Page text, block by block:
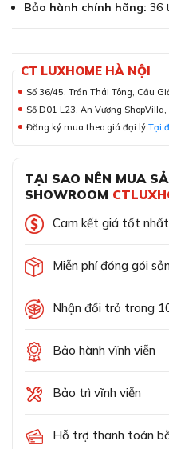
Bảo hành chính hãng: 36
CT LUXHOME HÀ NỘI
Số 36/45, Trần Thái Tông, Cầu
Số D01 L23, An Vượng ShopVilla,
Đăng ký mua theo giá đại lý Tại
TẠI SAO NÊN MUA
SHOWROOM
Cam kết giá tốt nhất
Miễn phí đóng gói
Nhận đổi trả trong
Bảo hành vĩnh viễn
Bảo trì vĩnh viễn
Hỗ trợ thanh toán